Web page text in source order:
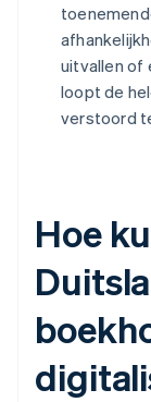
uitvallen of
loopt de
verstoord
Hoe